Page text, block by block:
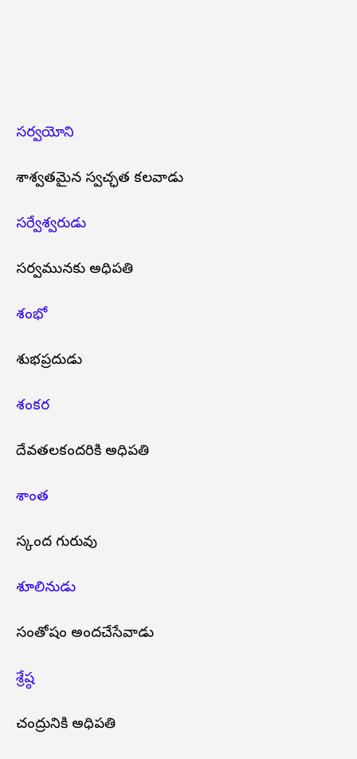
సర్వయోని
శాశ్వతమైన స్వచ్ఛత కలవాడు
సర్వేశ్వరుడు
సర్వమునకు అధిపతి
శంభో
శుభప్రదుడు
శంకర
దేవతలకందరికి అధిపతి
శాంత
స్కంద గురువు
శూలినుడు
సంతోషం అందచేసేవాడు
శ్రేష్ఠ
చంద్రునికి అధిపతి